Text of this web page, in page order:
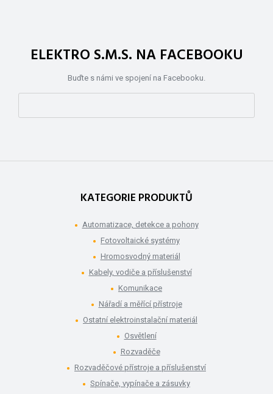
ELEKTRO S.M.S. NA FACEBOOKU
Buďte s námi ve spojení na Facebooku.
KATEGORIE PRODUKTŮ
Automatizace, detekce a pohony
Fotovoltaické systémy
Hromosvodný materiál
Kabely, vodiče a příslušenství
Komunikace
Nářadí a měřící přístroje
Ostatní elektroinstalační materiál
Osvětlení
Rozvaděče
Rozvaděčové přístroje a příslušenství
Spínače, vypínače a zásuvky